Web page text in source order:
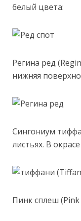
белый цвета:
Регина ред
нижняя
Сингониум
листьях. В
Пинк сплеш